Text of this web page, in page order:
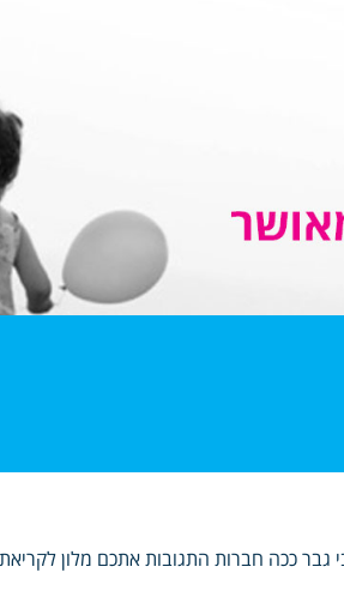
גבר ככה חברות התגובות אתכם מלון